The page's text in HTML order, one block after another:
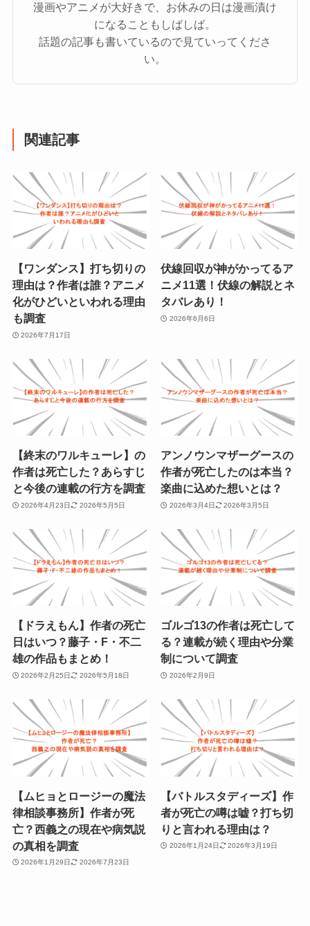
漫画やアニメが大好きで、お休みの日は漫画漬け
になることもしばしば。
話題の記事も書いているので見ていってくださ
い。
関連記事
【ワンダンス】打ち切りの
理由は？作者は誰？アニメ
化がひどいといわれる理由
も調査
2026年7月17日
伏線回収が神がかってるア
ニメ11選！伏線の解説とネ
タバレあり！
2026年6月6日
【終末のワルキューレ】の
作者は死亡した？あらすじ
と今後の連載の行方を調査
2026年4月23日 2026年5月5日
アンノウンマザーグースの
作者が死亡したのは本当？
楽曲に込めた想いとは？
2026年3月4日 2026年3月5日
【ドラえもん】作者の死亡
日はいつ？藤子・F・不二
雄の作品もまとめ！
2026年2月25日 2026年5月18日
ゴルゴ13の作者は死亡して
る？連載が続く理由や分業
制について調査
2026年2月9日
【ムヒョとロージーの魔法
律相談事務所】作者が死
亡？西義之の現在や病気説
の真相を調査
2026年1月29日 2026年7月23日
【バトルスタディーズ】作
者が死亡の噂は嘘？打ち切
りと言われる理由は？
2026年1月24日 2026年3月19日